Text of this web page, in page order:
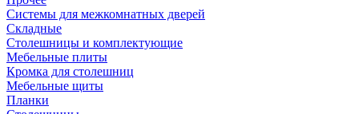
Системы для межкомнатных дверей
Складные
Столешницы и комплектующие
Мебельные плиты
Кромка для столешниц
Мебельные щиты
Планки